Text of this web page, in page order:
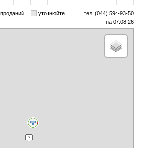
проданий уточнюйте
тел. (044) 594-93-50
на 07.08.26